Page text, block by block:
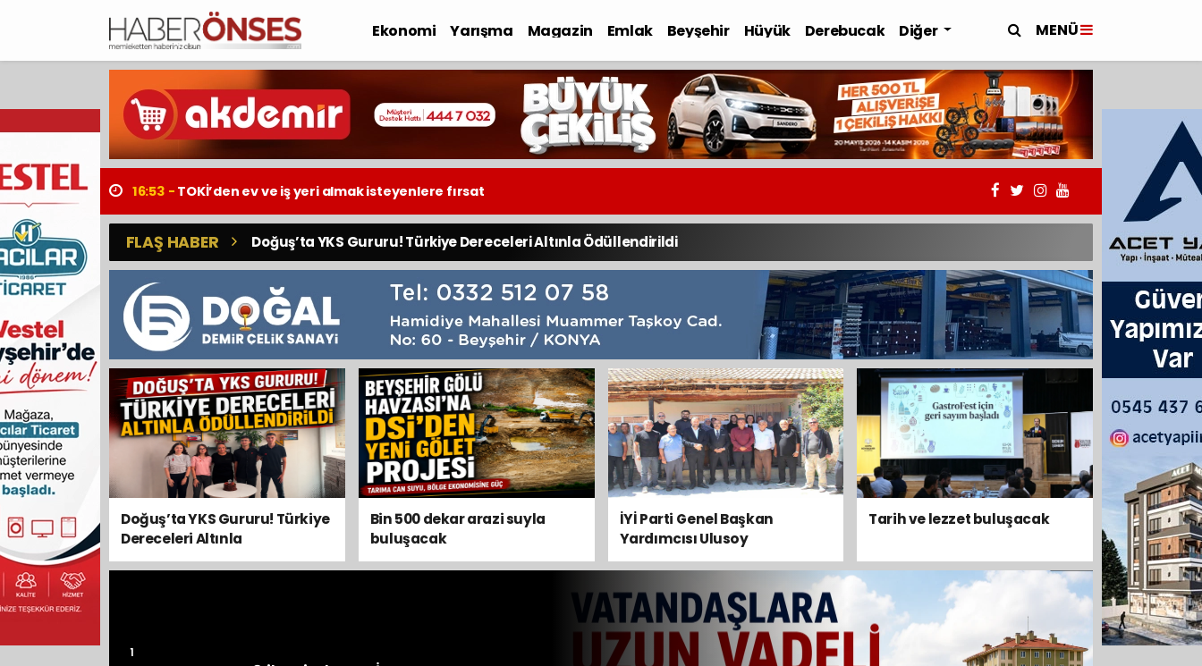
Ekonomi Yarışma Magazin Emlak Beyşehir Hüyük Derebucak Diğer MENÜ
16:53 - TOKİ’den ev ve iş yeri almak isteyenlere fırsat
FLAŞ HABER Doğuş’ta YKS Gururu! Türkiye Dereceleri Altınla Ödüllendirildi
Doğuş’ta YKS Gururu! Türkiye
Dereceleri Altınla
Ödüllendirildi
Bin 500 dekar arazi suyla
buluşacak
İYİ Parti Genel Başkan
Yardımcısı Ulusoy
Beyşehir’de
Tarih ve lezzet buluşacak
SON DAKİKA
Doğuş’ta YKS Gururu!
Türkiye Dereceleri
Altınla Ödüllendirildi
1